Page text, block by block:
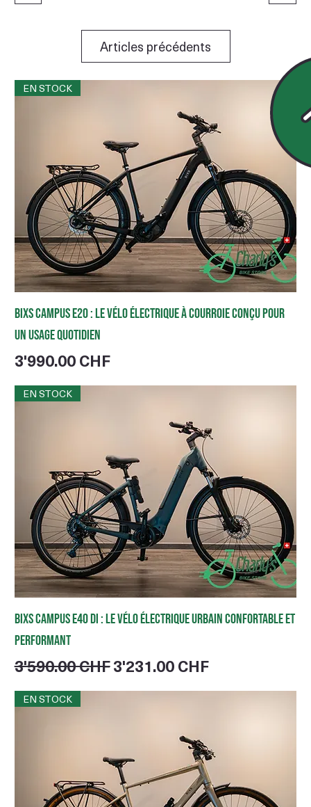
Articles précédents
EN STOCK
BIXS Campus E20 : le vélo électrique à courroie conçu pour
un usage quotidien
Prix
3'990.00 CHF
EN STOCK
BIXS Campus E40 DI : le vélo électrique urbain confortable et
performant
Prix original
3'590.00 CHFPrix promotionnel
3'231.00 CHF
EN STOCK